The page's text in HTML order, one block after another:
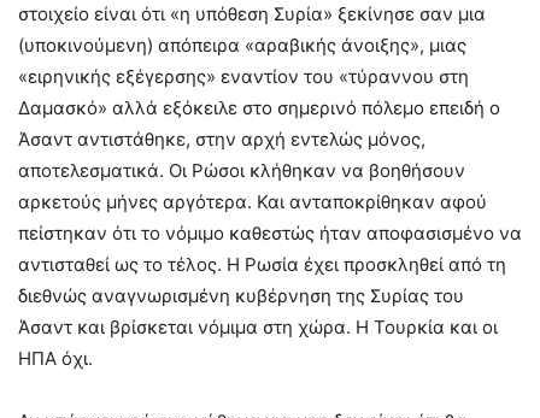
στοιχείο είναι ότι «η υπόθεση Συρία» ξεκίνησε σαν μια
(υποκινούμενη) απόπειρα «αραβικής άνοιξης», μιας
«ειρηνικής εξέγερσης» εναντίον του «τύραννου στη
Δαμασκό» αλλά εξόκειλε στο σημερινό πόλεμο επειδή ο
Άσαντ αντιστάθηκε, στην αρχή εντελώς μόνος,
αποτελεσματικά. Οι Ρώσοι κλήθηκαν να βοηθήσουν
αρκετούς μήνες αργότερα. Και ανταποκρίθηκαν αφού
πείστηκαν ότι το νόμιμο καθεστώς ήταν αποφασισμένο να
αντισταθεί ως το τέλος. Η Ρωσία έχει προσκληθεί από τη
διεθνώς αναγνωρισμένη κυβέρνηση της Συρίας του
Άσαντ και βρίσκεται νόμιμα στη χώρα. Η Τουρκία και οι
ΗΠΑ όχι.